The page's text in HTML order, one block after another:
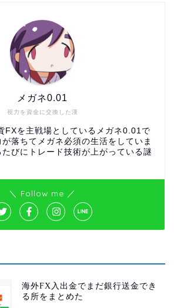
視力を資金に交換した漢
メガネ0.01
FXを主戦場としているメガネ0.01で
落ちてメガネ必須の生活をしていま
びにトレード技術が上がっている謎
＼ Follow me ／
海外FX入出金でまだ銀行送金でき
る所をまとめた